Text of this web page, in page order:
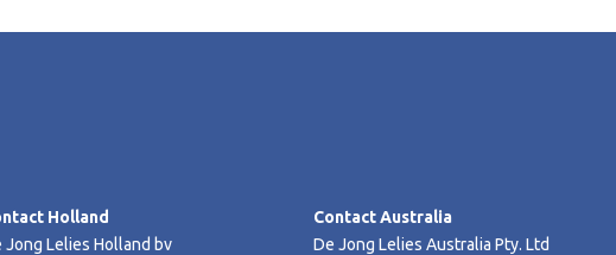
Holland
Jong Lelies Holland bv
Contact Australia
De Jong Lelies Australia Pty. Ltd